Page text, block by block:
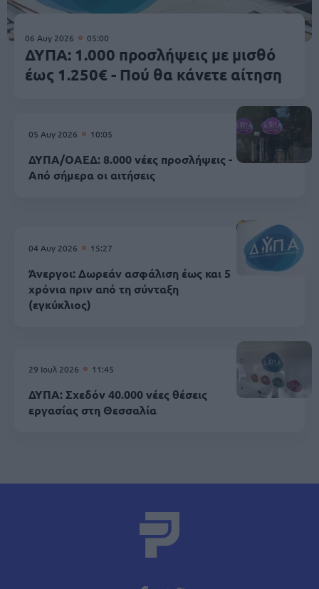
06 Αυγ 2026 05:00
ΔΥΠΑ: 1.000 προσλήψεις με μισθό
έως 1.250€ - Πού θα κάνετε αίτηση
05 Αυγ 2026 10:05
ΔΥΠΑ/ΟΑΕΔ: 8.000 νέες προσλήψεις -
Από σήμερα οι αιτήσεις
04 Αυγ 2026 15:27
Άνεργοι: Δωρεάν ασφάλιση έως και 5
χρόνια πριν από τη σύνταξη
(εγκύκλιος)
29 Ιουλ 2026 11:45
ΔΥΠΑ: Σχεδόν 40.000 νέες θέσεις
εργασίας στη Θεσσαλία